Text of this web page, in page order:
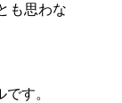
も思わな
す。